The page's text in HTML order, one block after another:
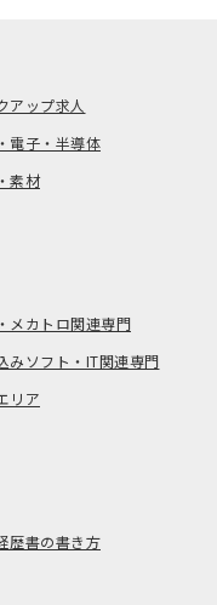
アップ求人
電子・半導体
素材
メカトロ関連専門
みソフト・IT関連専門
リア
歴書の書き方